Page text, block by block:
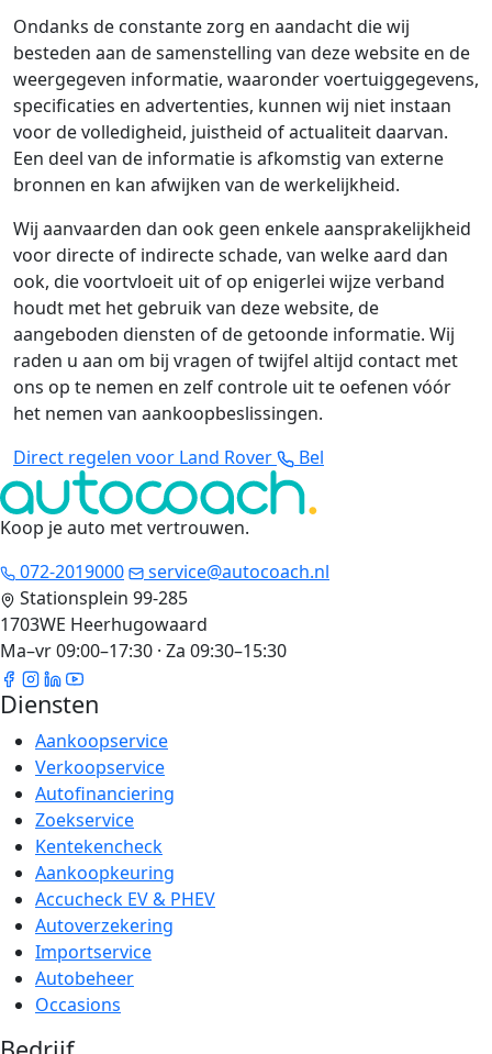
Ondanks de constante zorg en aandacht die wij
besteden aan de samenstelling van deze website en de
weergegeven informatie, waaronder voertuiggegevens,
specificaties en advertenties, kunnen wij niet instaan
voor de volledigheid, juistheid of actualiteit daarvan.
Een deel van de informatie is afkomstig van externe
bronnen en kan afwijken van de werkelijkheid.
Wij aanvaarden dan ook geen enkele aansprakelijkheid
voor directe of indirecte schade, van welke aard dan
ook, die voortvloeit uit of op enigerlei wijze verband
houdt met het gebruik van deze website, de
aangeboden diensten of de getoonde informatie. Wij
raden u aan om bij vragen of twijfel altijd contact met
ons op te nemen en zelf controle uit te oefenen vóór
het nemen van aankoopbeslissingen.
Direct regelen voor Land Rover
Bel
Koop je auto met vertrouwen.
072-2019000
service@autocoach.nl
Stationsplein 99-285
1703WE Heerhugowaard
Ma–vr 09:00–17:30 · Za 09:30–15:30
Diensten
Aankoopservice
Verkoopservice
Autofinanciering
Zoekservice
Kentekencheck
Aankoopkeuring
Accucheck EV & PHEV
Autoverzekering
Importservice
Autobeheer
Occasions